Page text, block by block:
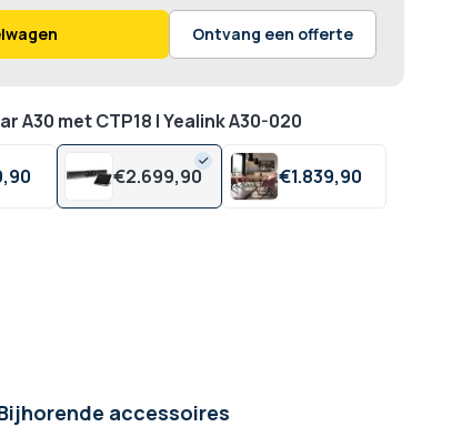
Ontvang een offerte
A30 met CTP18 | Yealink A30-020
90 €2.699,90 €1.839,90
accessoires